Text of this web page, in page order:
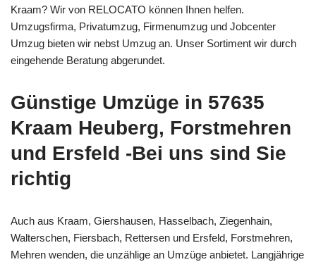
Kraam? Wir von RELOCATO können Ihnen helfen.
Umzugsfirma, Privatumzug, Firmenumzug und Jobcenter
Umzug bieten wir nebst Umzug an. Unser Sortiment wir durch
eingehende Beratung abgerundet.
Günstige Umzüge in 57635
Kraam Heuberg, Forstmehren
und Ersfeld -Bei uns sind Sie
richtig
Auch aus Kraam, Giershausen, Hasselbach, Ziegenhain,
Walterschen, Fiersbach, Rettersen und Ersfeld, Forstmehren,
Mehren wenden, die unzählige an Umzüge anbietet. Langjährige